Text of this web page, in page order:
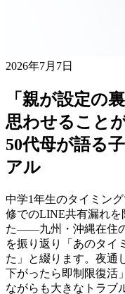
2026年7月7日
「親が設定の
思わせること
50代母が語る
アル
中学1年生のタイミン
修でのLINE共有漏れを
た——九州・沖縄在住
を振り返り「あのタイ
た」と綴ります。夜通
下がったら即制限復活
ながらも大きなトラブ